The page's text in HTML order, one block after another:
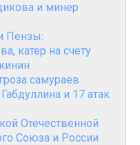
и минер
Пензы:
катер на счету
самураев
и 17 атак
Отечественной
Союза и России